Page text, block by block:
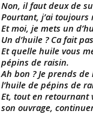
Non, il faut deux de
Pourtant, j’ai
Et moi, je mets un
Un d’huile ? Ca fait
Et quelle huile vous
pépins de raisin.
Ah bon ? Je prends
l’huile de pépins de
Et, tout en retournant
son ouvrage,